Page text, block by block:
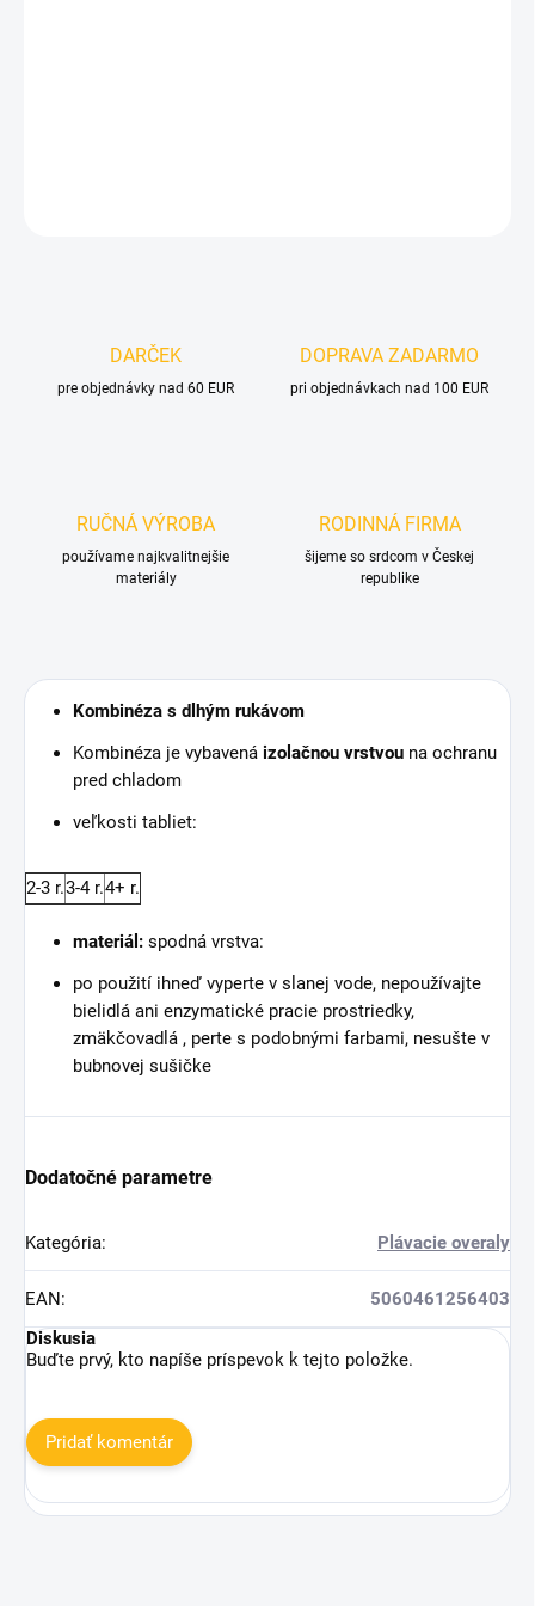
DARČEK
pre objednávky nad 60 EUR
DOPRAVA ZADARMO
pri objednávkach nad 100 EUR
RUČNÁ VÝROBA
používame najkvalitnejšie
materiály
RODINNÁ FIRMA
šijeme so srdcom v Českej
republike
Kombinéza s dlhým rukávom
Kombinéza je vybavená izolačnou vrstvou na ochranu
pred chladom
veľkosti tabliet:
2-3 r.3-4 r.4+ r.
materiál: spodná vrstva:
po použití ihneď vyperte v slanej vode, nepoužívajte
bielidlá ani enzymatické pracie prostriedky,
zmäkčovadlá , perte s podobnými farbami, nesušte v
bubnovej sušičke
Dodatočné parametre
Kategória: Plávacie overaly
EAN:
5060461256403
Diskusia
Buďte prvý, kto napíše príspevok k tejto položke.
Pridať komentár